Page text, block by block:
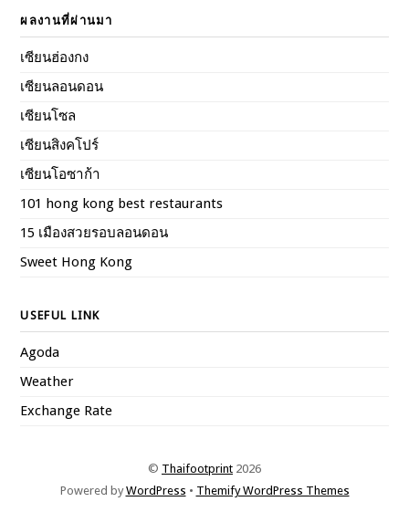
ผลงานที่ผ่านมา
เซียนฮ่องกง
เซียนลอนดอน
เซียนโซล
เซียนสิงคโปร์
เซียนโอซาก้า
101 hong kong best restaurants
15 เมืองสวยรอบลอนดอน
Sweet Hong Kong
USEFUL LINK
Agoda
Weather
Exchange Rate
© Thaifootprint 2026
Powered byWordPress • Themify WordPress Themes